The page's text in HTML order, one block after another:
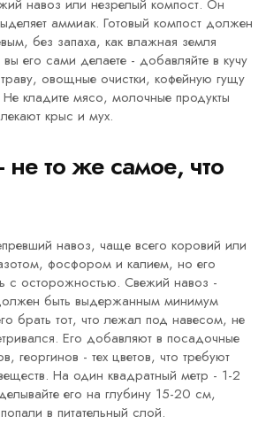
навоз или незрелый компост. Он
аммиак. Готовый компост должен
без запаха, как влажная земля
его сами делаете - добавляйте в кучу
овощные очистки, кофейную гущу
кладите мясо, молочные продукты
крыс и мух.
не то же самое, что
навоз, чаще всего коровий или
фосфором и калием, но его
с осторожностью. Свежий навоз -
быть выдержанным минимум
брать тот, что лежал под навесом, не
Его добавляют в посадочные
георгинов - тех цветов, что требуют
На один квадратный метр - 1-2
его на глубину 15-20 см,
в питательный слой.